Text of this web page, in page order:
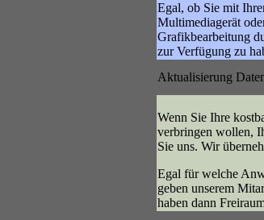
Egal, ob Sie mit
Multimediagerät
Grafikbearbeitung
zur Verfügung zu
Aktualisierung
Wenn Sie Ihre
verbringen wollen,
Sie uns. Wir
Egal für welche
geben unserem
haben dann